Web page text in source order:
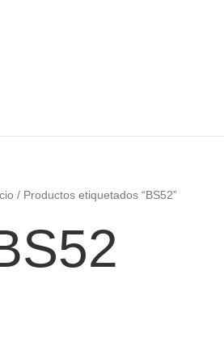
/ Productos etiquetados “BS52”